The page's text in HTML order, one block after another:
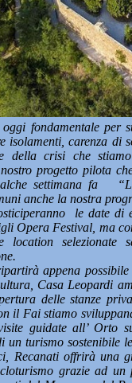
fondamentale per
isolamenti, carenza di
della crisi che
progetto pilota
settimana fa
anche la nostra
le date di
Opera Festival, ma
location selezionate
appena
Casa Leopardi
delle stanze
il Fai stiamo
guidate all’ Orto
un turismo sostenibile
Recanati offrirà una
grazie ad